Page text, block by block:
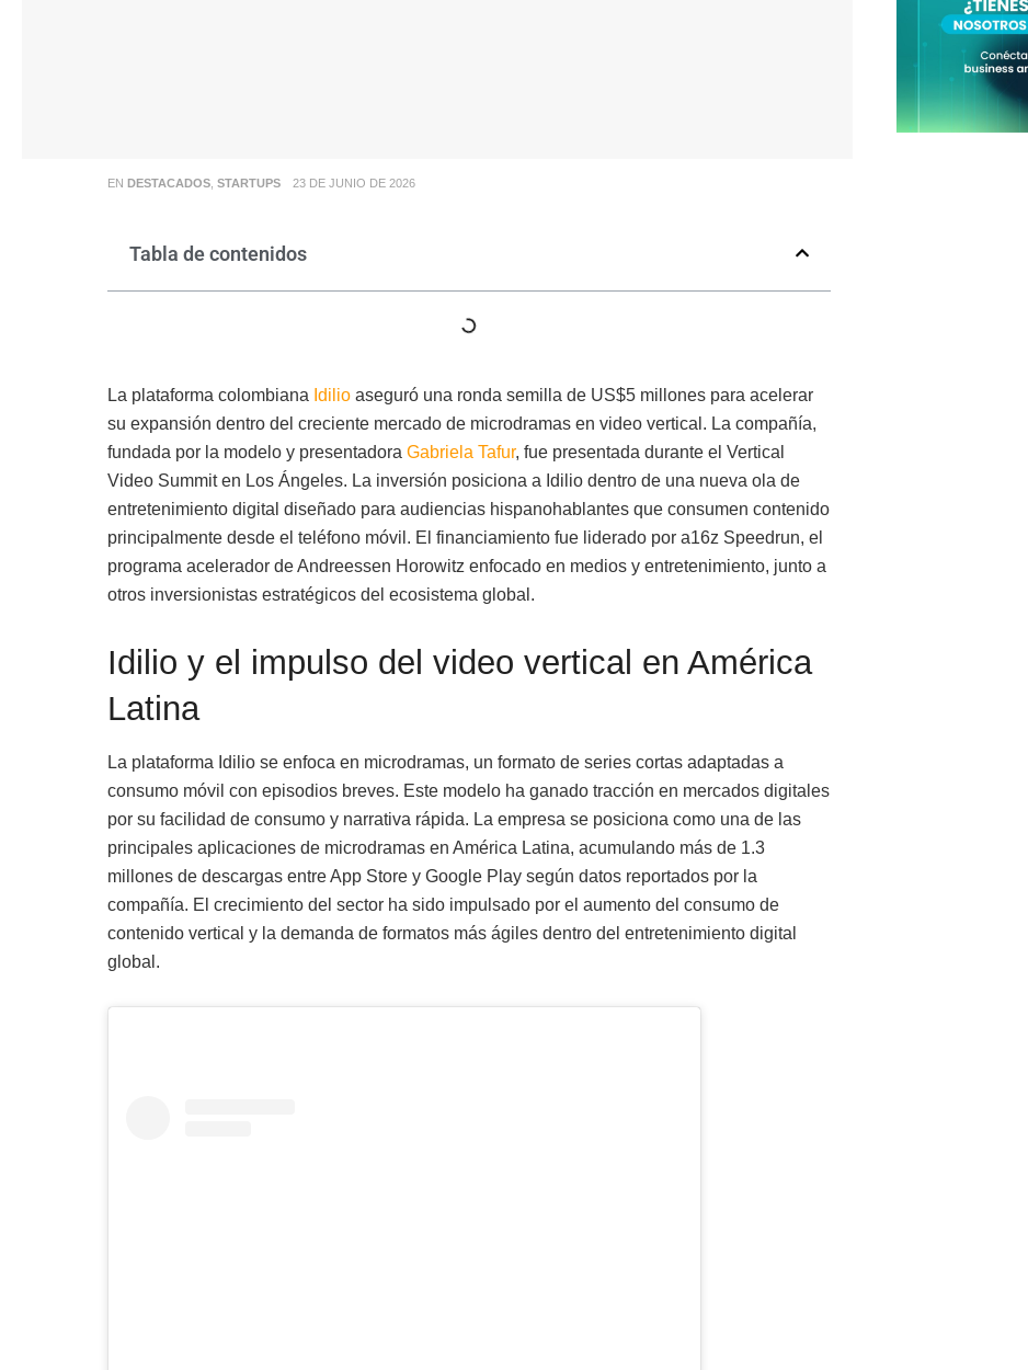
EN DESTACADOS, STARTUPS 23 DE JUNIO DE 2026
Tabla de contenidos
La plataforma colombiana Idilioaseguró una ronda semilla de US$5 millones para acelerar
su expansión dentro del creciente mercado de microdramas en video vertical. La compañía,
fundada por la modelo y presentadora Gabriela Tafur, fue presentada durante el Vertical
Video Summit en Los Ángeles. La inversión posiciona a Idilio dentro de una nueva ola de
entretenimiento digital diseñado para audiencias hispanohablantes que consumen contenido
principalmente desde el teléfono móvil. El financiamiento fue liderado por a16z Speedrun, el
programa acelerador de Andreessen Horowitz enfocado en medios y entretenimiento, junto a
otros inversionistas estratégicos del ecosistema global.
Idilio y el impulso del video vertical en América
Latina
La plataforma Idilio se enfoca en microdramas, un formato de series cortas adaptadas a
consumo móvil con episodios breves. Este modelo ha ganado tracción en mercados digitales
por su facilidad de consumo y narrativa rápida. La empresa se posiciona como una de las
principales aplicaciones de microdramas en América Latina, acumulando más de 1.3
millones de descargas entre App Store y Google Play según datos reportados por la
compañía. El crecimiento del sector ha sido impulsado por el aumento del consumo de
contenido vertical y la demanda de formatos más ágiles dentro del entretenimiento digital
global.